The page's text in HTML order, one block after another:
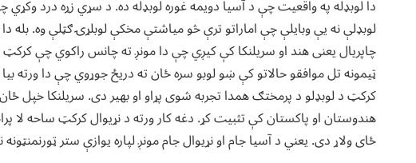
دا لوبډله په واقعیت چې د آسیا دویمه غوره لوبډله ده. د سړي زړه درد
لوبډلې نه یې وبایلې چې اماراتو ترې څو میاشتې مخکې لوبلړۍ ګټلې وه. بله
چاپریال یعنی هند او سریلنکا کې کیږي چې دا مونږ ته چانس راکوي چې کرکټ
ټیمونه تل موافقو حالاتو کې ښو لوبو سره ځان ته دریځ جوړوي چې دا ورته
هندوستان او پاکستان کې تثبیت کړ. دغه کار ورته د نړیوال کرکټ ساحه لا
ځای ولاړ دی. یعني د آسیا جام او نړیوال جام مونږ لپاره یوازې ستر